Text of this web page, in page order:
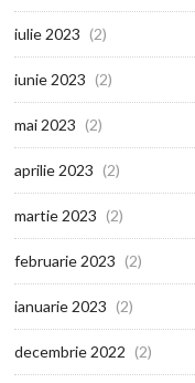
iulie 2023 (2)
iunie 2023 (2)
mai 2023 (2)
aprilie 2023 (2)
martie 2023 (2)
februarie 2023 (2)
ianuarie 2023 (2)
decembrie 2022 (2)